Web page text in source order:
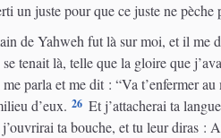
un juste pour que ce juste ne
de Yahweh fut là sur moi, et il me
tenait là, telle que la gloire que
parla et me dit : “Va t’enfermer
d’eux. 26 Et j’attacherai ta
ta bouche, et tu leur diras :